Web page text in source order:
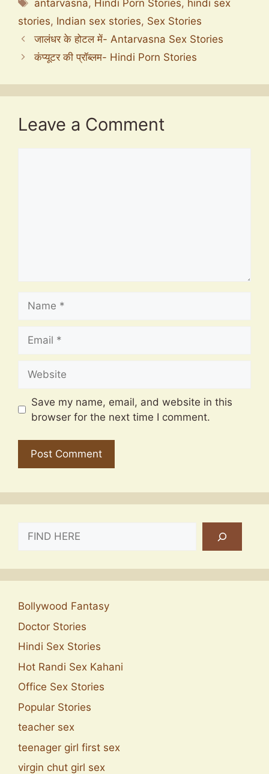
antarvasna, Hindi Porn Stories, hindi sex
stories, Indian sex stories, Sex Stories
जालंधर के होटल में- Antarvasna Sex Stories
कंप्यूटर की प्रॉब्लम- Hindi Porn Stories
Leave a Comment
Save my name, email, and website in this
browser for the next time I comment.
SEARCH
Bollywood Fantasy
Doctor Stories
Hindi Sex Stories
Hot Randi Sex Kahani
Office Sex Stories
Popular Stories
teacher sex
teenager girl first sex
virgin chut girl sex